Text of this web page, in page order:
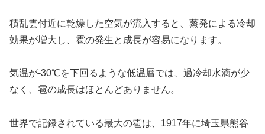
積乱雲付近に乾燥した空気が流入すると、蒸発による冷却
効果が増大し、雹の発生と成長が容易になります。
気温が-30℃を下回るような低温層では、過冷却水滴が少
なく、雹の成長はほとんどありません。
世界で記録されている最大の雹は、1917年に埼玉県熊谷